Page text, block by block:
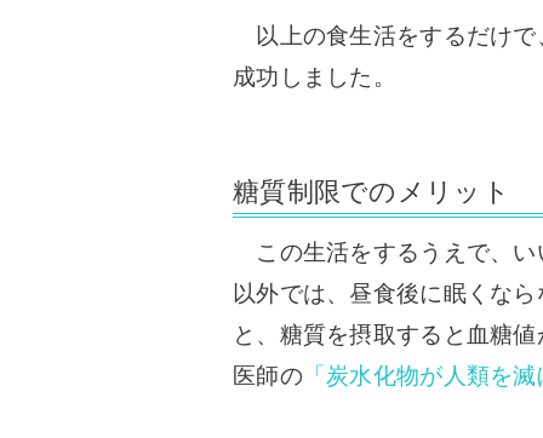
以上の食生活をするだけで
成功しました。
糖質制限でのメリット
この生活をするうえで、い
以外では、昼食後に眠くな
と、糖質を摂取すると血糖
医師の 「炭水化物が人類を